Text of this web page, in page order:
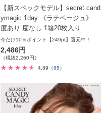
【新スペックモデル】secret cand
ymagic 1day 《ラテベージュ》
度あり 度なし 1箱20枚入り
今だけ10％ポイント【249pt】還元中！
2,486円
（税抜2,260円）
4.89
（85）